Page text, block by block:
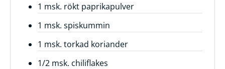
svar
Ölprovning
YouTube
1 msk. rökt paprikapulver
1 msk. spiskummin
1 msk. torkad koriander
1/2 msk. chiliflakes